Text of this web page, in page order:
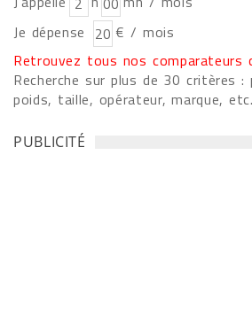
Je dépense
€ / mois
Retrouvez tous nos comparateurs
Recherche sur plus de 30 critères :
poids, taille, opérateur, marque,
PUBLICITÉ